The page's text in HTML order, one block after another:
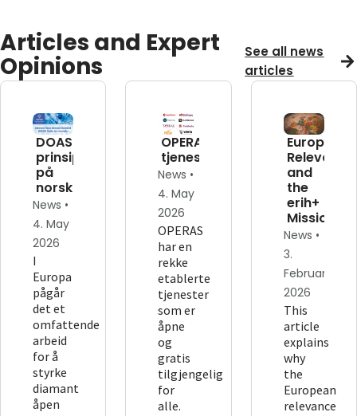
Articles and Expert
Opinions
See all news
articles
DOAS-
prinsippene
på
norsk
News •
4. May
2026
I
Europa
pågår
det et
omfattende
arbeid
for å
styrke
diamant
åpen
OPERAS'
tjenester
News •
4. May
2026
OPERAS
har en
rekke
etablerte
tjenester
som er
åpne
og
gratis
tilgjengelig
for
alle.
European
Relevance
and
the
erih+
Mission
News •
3.
February
2026
This
article
explains
why
the
European
relevance